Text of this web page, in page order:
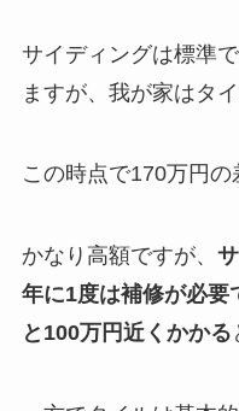
サイディングは標準
ますが、我が家はタ
この時点で170万円の
かなり高額ですが、
年に1度は補修が必要
と100万円近くかかる